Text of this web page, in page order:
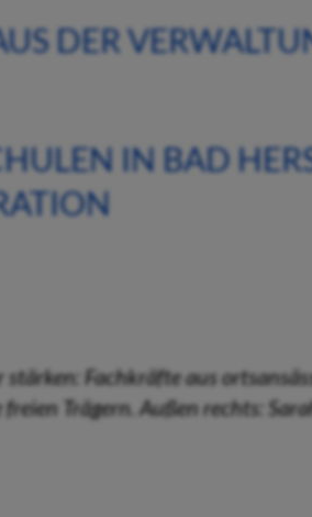
DER
IN BAD
Fachkräfte aus
Trägern. Außen rechts: